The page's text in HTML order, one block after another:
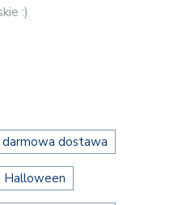
:)
darmowa dostawa
Halloween